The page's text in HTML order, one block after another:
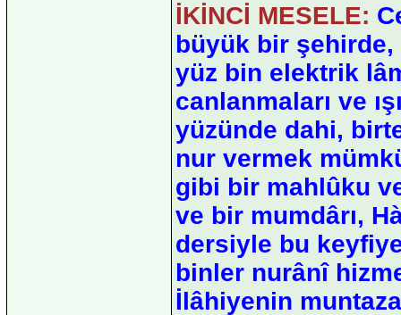
İKİNCİ MESELE:
büyük bir
yüz bin elektrik
canlanmaları ve
yüzünde dahi,
nur vermek
gibi bir mahlûku
ve bir mumdârı,
dersiyle bu
binler nurânî
İlâhiyenin